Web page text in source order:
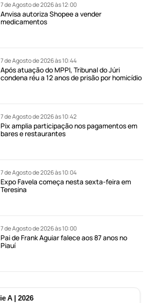
7 de Agosto de 2026 às 12:00
Anvisa autoriza Shopee a vender
medicamentos
7 de Agosto de 2026 às 10:44
Após atuação do MPPI, Tribunal do Júri
condena réu a 12 anos de prisão por homicídio
7 de Agosto de 2026 às 10:42
Pix amplia participação nos pagamentos em
bares e restaurantes
7 de Agosto de 2026 às 10:04
Expo Favela começa nesta sexta-feira em
Teresina
7 de Agosto de 2026 às 10:00
Pai de Frank Aguiar falece aos 87 anos no
Piauí